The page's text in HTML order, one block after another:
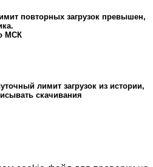
повторных загрузок превышен,
МСК
лимит загрузок из истории,
скачивания